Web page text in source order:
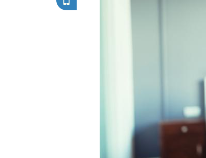
t-il dans le sud de la
Les médicaments GLP-1
protègent-ils aussi les os